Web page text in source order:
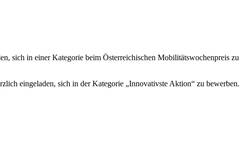
sich in einer Kategorie beim Österreichischen Mobilitätswochenpreis zu
eingeladen, sich in der Kategorie „Innovativste Aktion“ zu bewerben.